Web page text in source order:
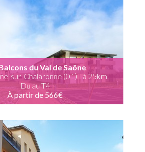
du Val de Saône
sur-Chalaronne (01) - à 25km
Du au T4
À partir de 566€